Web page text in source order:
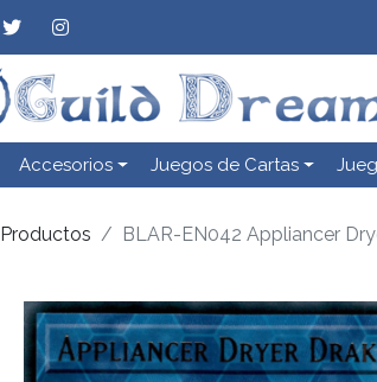
Accesorios Juegos de Cartas
Productos BLAR-EN042 Appliancer